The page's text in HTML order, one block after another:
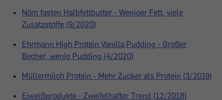
Nöm fasten Halbfettbutter - Weniger Fett, viele
Zusatzstoffe (9/2020)
Ehrmann High Protein Vanilla Pudding - Großer
Becher, wenig Pudding (4/2020)
Müllermilch Protein - Mehr Zucker als Protein (3/2019)
Eiweißprodukte - Zweifelhafter Trend (12/2018)